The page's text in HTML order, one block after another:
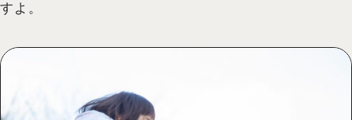
すよ。